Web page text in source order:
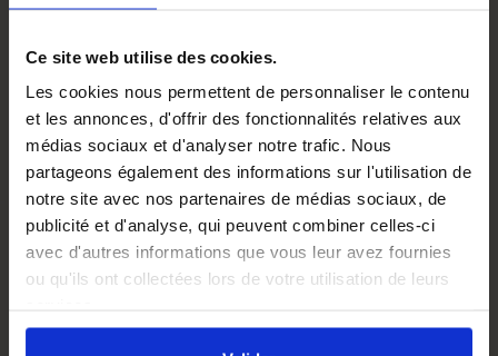
Ce site web utilise des cookies.
Les cookies nous permettent de personnaliser le contenu
et les annonces, d'offrir des fonctionnalités relatives aux
médias sociaux et d'analyser notre trafic. Nous
partageons également des informations sur l'utilisation de
notre site avec nos partenaires de médias sociaux, de
publicité et d'analyse, qui peuvent combiner celles-ci
avec d'autres informations que vous leur avez fournies
ou qu'ils ont collectées lors de votre utilisation de leurs
En cliquant sur le boutonValidervous acceptez
Durant l'hiver, des débris et des abeilles mortes s'y
accumulent, favorisant l'humidité et le développement de
maladies. Un nettoyage régulier, notamment au
printemps, est indispensable pour assainir l'habitat de vos
Profitez d'unejournée ensoleilléeavec une température
d'au moins13 °Cpour intervenir. Le moment idéal
correspond auvol de propretédes ouvrières. Pour limiter
le stress de la colonie, prévoyez unplancher de
plateau usagé par le nouveau pour un nettoyage différé.